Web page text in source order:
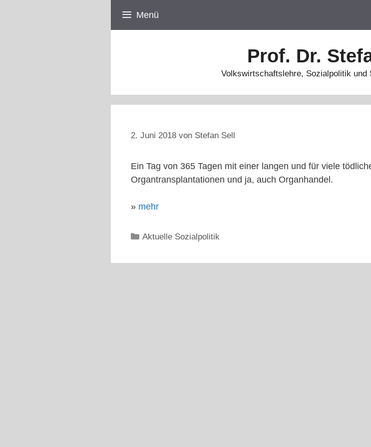
Menü
Prof. Dr.
Volkswirtschaftslehre, Sozialpolitik und
2. Juni 2018 von Stefan Sell
Ein Tag von 365 Tagen mit einer langen und für viele
Organtransplantationen und ja, auch Organhandel.
» mehr
Kategorien
Aktuelle Sozialpolitik